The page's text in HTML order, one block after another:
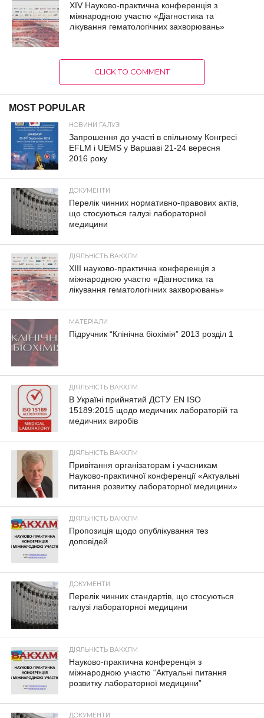
XIV Науково-практична конференція з
міжнародною участю «Діагностика та
лікування гематологічних захворювань»
CLICK TO COMMENT
MOST POPULAR
НОВИНИ ГАЛУЗІ
Запрошення до участі в спільному Конгресі
EFLM і UEMS у Варшаві 21-24 вересня
2016 року
ДОКУМЕНТИ
Перелік чинних нормативно-правових актів,
що стосуються галузі лабораторної
медицини
ДІЯЛЬНІСТЬ ВАКХЛМ
XIII науково-практична конференція з
міжнародною участю «Діагностика та
лікування гематологічних захворювань»
МАТЕРІАЛИ
Підручник “Клінічна біохімія” 2013 розділ 1
ДІЯЛЬНІСТЬ ВАКХЛМ
В Україні прийнятий ДСТУ EN ISO
15189:2015 щодо медичних лабораторій та
медичних виробів
ДІЯЛЬНІСТЬ ВАКХЛМ
Привітання організаторам і учасникам
Науково-практичної конференції «Актуальні
питання розвитку лабораторної медицини»
ДІЯЛЬНІСТЬ ВАКХЛМ
Пропозиція щодо опублікування тез
доповідей
ДОКУМЕНТИ
Перелік чинних стандартів, що стосуються
галузі лабораторної медицини
ДІЯЛЬНІСТЬ ВАКХЛМ
Науково-практична конференція з
міжнародною участю “Актуальні питання
розвитку лабораторної медицини”
ДОКУМЕНТИ